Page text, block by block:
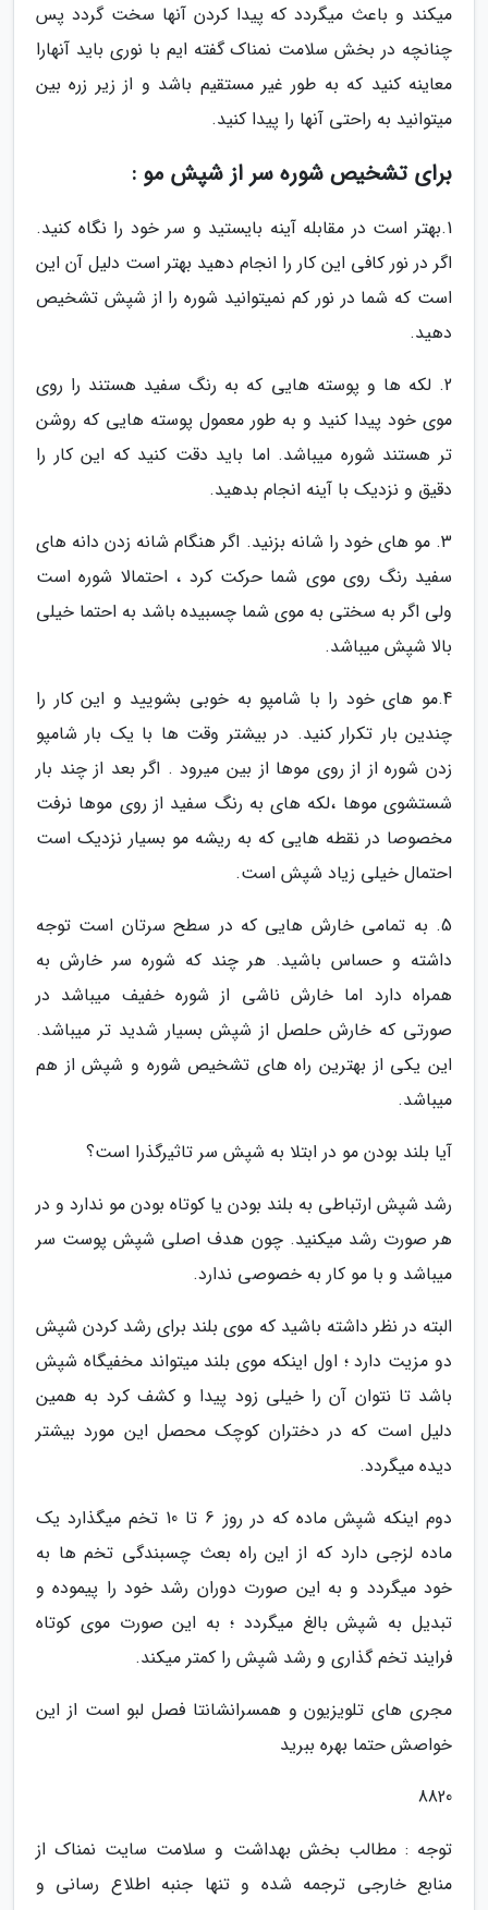
میکند و باعث میگردد که پیدا کردن آنها سخت گردد پس
چنانچه در بخش سلامت نمناک گفته ایم با نوری باید آنهارا
معاینه کنید که به طور غیر مستقیم باشد و از زیر زره بین
میتوانید به راحتی آنها را پیدا کنید.
برای تشخیص شوره سر از شپش مو :
1.بهتر است در مقابله آینه بایستید و سر خود را نگاه کنید.
اگر در نور کافی این کار را انجام دهید بهتر است دلیل آن این
است که شما در نور کم نمیتوانید شوره را از شپش تشخیص
دهید.
2. لکه ها و پوسته هایی که به رنگ سفید هستند را روی
موی خود پیدا کنید و به طور معمول پوسته هایی که روشن
تر هستند شوره میباشد. اما باید دقت کنید که این کار را
دقیق و نزدیک با آینه انجام بدهید.
3. مو های خود را شانه بزنید. اگر هنگام شانه زدن دانه های
سفید رنگ روی موی شما حرکت کرد ، احتمالا شوره است
ولی اگر به سختی به موی شما چسبیده باشد به احتما خیلی
بالا شپش میباشد.
4.مو های خود را با شامپو به خوبی بشویید و این کار را
چندین بار تکرار کنید. در بیشتر وقت ها با یک بار شامپو
زدن شوره از از روی موها از بین میرود . اگر بعد از چند بار
شستشوی موها ،لکه های به رنگ سفید از روی موها نرفت
مخصوصا در نقطه هایی که به ریشه مو بسیار نزدیک است
احتمال خیلی زیاد شپش است.
5. به تمامی خارش هایی که در سطح سرتان است توجه
داشته و حساس باشید. هر چند که شوره سر خارش به
همراه دارد اما خارش ناشی از شوره خفیف میباشد در
صورتی که خارش حلصل از شپش بسیار شدید تر میباشد.
این یکی از بهترین راه های تشخیص شوره و شپش از هم
میباشد.
آیا بلند بودن مو در ابتلا به شپش سر تاثیرگذرا است؟
رشد شپش ارتباطی به بلند بودن یا کوتاه بودن مو ندارد و در
هر صورت رشد میکنید. چون هدف اصلی شپش پوست سر
میباشد و با مو کار به خصوصی ندارد.
البته در نظر داشته باشید که موی بلند برای رشد کردن شپش
دو مزیت دارد ؛ اول اینکه موی بلند میتواند مخفیگاه شپش
باشد تا نتوان آن را خیلی زود پیدا و کشف کرد به همین
دلیل است که در دختران کوچک محصل این مورد بیشتر
دیده میگردد.
دوم اینکه شپش ماده که در روز 6 تا 10 تخم میگذارد یک
ماده لزجی دارد که از این راه بعث چسبندگی تخم ها به
خود میگردد و به این صورت دوران رشد خود را پیموده و
تبدیل به شپش بالغ میگردد ؛ به این صورت موی کوتاه
فرایند تخم گذاری و رشد شپش را کمتر میکند.
مجری های تلویزیون و همسرانشانتا فصل لبو است از این
خواصش حتما بهره ببرید
8820
توجه : مطالب بخش بهداشت و سلامت سایت نمناک از
منابع خارجی ترجمه شده و تنها جنبه اطلاع رسانی و